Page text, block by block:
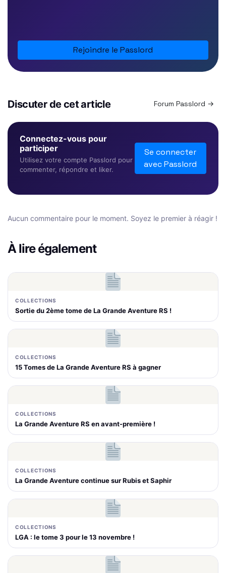
Rejoindre le Passlord
Discuter de cet article Forum Passlord →
Connectez-vous pour
participer
Utilisez votre compte Passlord pour
commenter, répondre et liker.
Se connecter
avec Passlord
Aucun commentaire pour le moment. Soyez le premier à réagir !
À lire également
COLLECTIONS
Sortie du 2ème tome de La Grande Aventure RS !
COLLECTIONS
15 Tomes de La Grande Aventure RS à gagner
COLLECTIONS
La Grande Aventure RS en avant-première !
COLLECTIONS
La Grande Aventure continue sur Rubis et Saphir
COLLECTIONS
LGA : le tome 3 pour le 13 novembre !